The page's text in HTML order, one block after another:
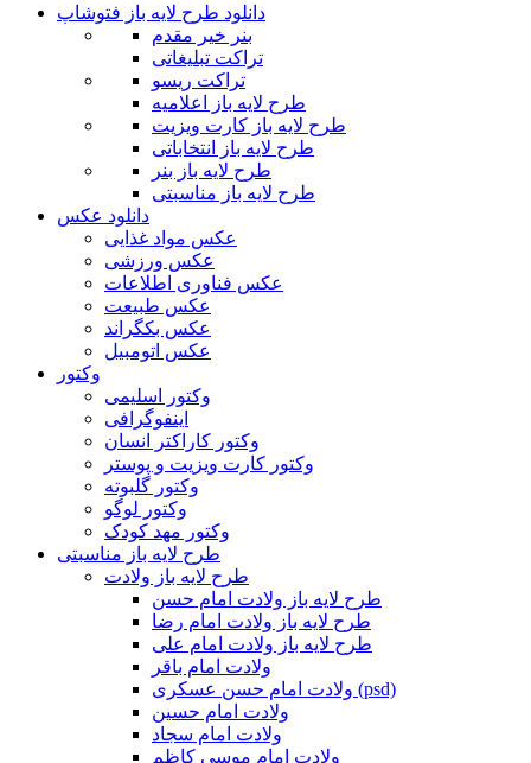
دانلود طرح لایه باز فتوشاپ
بنر خیر مقدم
تراکت تبلیغاتی
تراکت ریسو
طرح لایه باز اعلامیه
طرح لایه باز کارت ویزیت
طرح لایه باز انتخاباتی
طرح لایه باز بنر
طرح لایه باز مناسبتی
دانلود عکس
عکس مواد غذایی
عکس ورزشی
عکس فناوری اطلاعات
عکس طبیعت
عکس بکگراند
عکس اتومبیل
وکتور
وکتور اسلیمی
اینفوگرافی
وکتور کاراکتر انسان
وکتور کارت ویزیت و پوستر
وکتور گلبوته
وکتور لوگو
وکتور مهد کودک
طرح لایه باز مناسبتی
طرح لایه باز ولادت
طرح لایه باز ولادت امام حسن
طرح لایه باز ولادت امام رضا
طرح لایه باز ولادت امام علی
ولادت امام باقر
ولادت امام حسن عسکری (psd)
ولادت امام حسین
ولادت امام سجاد
ولادت امام موسی کاظم